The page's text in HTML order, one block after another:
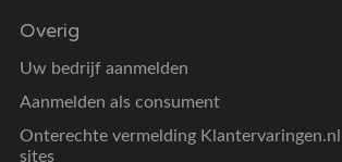
Overig
Uw bedrijf aanmelden
Aanmelden als consument
Onterechte vermelding
sites